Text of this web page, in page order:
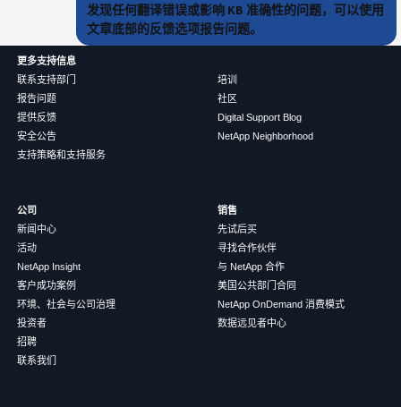
发现任何翻译错误或影响 KB 准确性的问题，可以使用
文章底部的反馈选项报告问题。
更多支持信息
联系支持部门
报告问题
提供反馈
安全公告
支持策略和支持服务
培训
社区
Digital Support Blog
NetApp Neighborhood
公司
新闻中心
活动
NetApp Insight
客户成功案例
环境、社会与公司治理
投资者
招聘
联系我们
销售
先试后买
寻找合作伙伴
与 NetApp 合作
美国公共部门合同
NetApp OnDemand 消费模式
数据远见者中心